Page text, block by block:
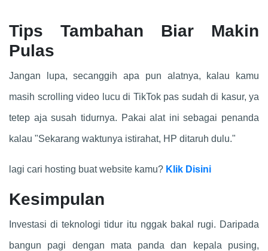
Tips Tambahan Biar Makin
Pulas
Jangan lupa, secanggih apa pun alatnya, kalau kamu
masih scrolling video lucu di TikTok pas sudah di kasur, ya
tetep aja susah tidurnya. Pakai alat ini sebagai penanda
kalau "Sekarang waktunya istirahat, HP ditaruh dulu."
lagi cari hosting buat website kamu? Klik Disini
Kesimpulan
Investasi di teknologi tidur itu nggak bakal rugi. Daripada
bangun pagi dengan mata panda dan kepala pusing,